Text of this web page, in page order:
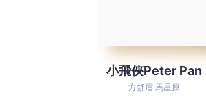
小飛俠Peter Pan
方舒眉,馬星原